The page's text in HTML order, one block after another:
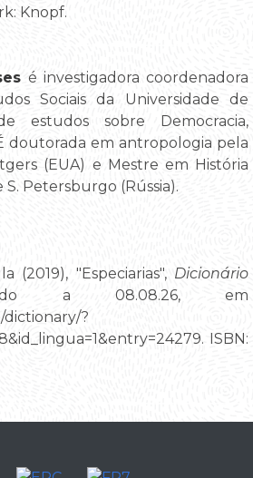
Knopf.
é investigadora coordenadora
Sociais da Universidade de
estudos sobre Democracia,
doutorada em antropologia pela
(EUA) e Mestre em História
Petersburgo (Rússia).
(2019), "Especiarias", Dicionário
a 08.08.26, em
dictionary/?
ISBN: